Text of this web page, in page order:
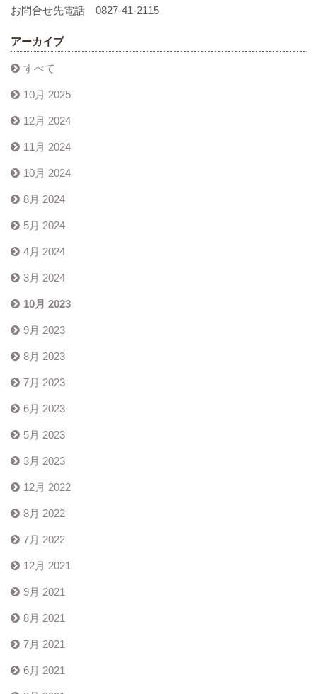
お問合せ先電話 0827-41-2115
アーカイブ
すべて
10月 2025
12月 2024
11月 2024
10月 2024
8月 2024
5月 2024
4月 2024
3月 2024
10月 2023
9月 2023
8月 2023
7月 2023
6月 2023
5月 2023
3月 2023
12月 2022
8月 2022
7月 2022
12月 2021
9月 2021
8月 2021
7月 2021
6月 2021